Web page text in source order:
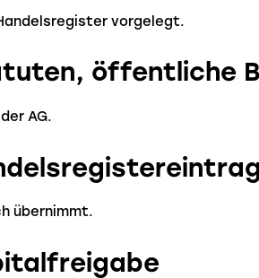
vorgelegt.
öffentliche
AG.
übernimmt.